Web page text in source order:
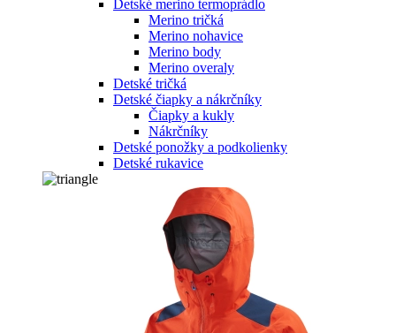
Detské merino termoprádlo
Merino tričká
Merino nohavice
Merino body
Merino overaly
Detské tričká
Detské čiapky a nákrčníky
Čiapky a kukly
Nákrčníky
Detské ponožky a podkolienky
Detské rukavice